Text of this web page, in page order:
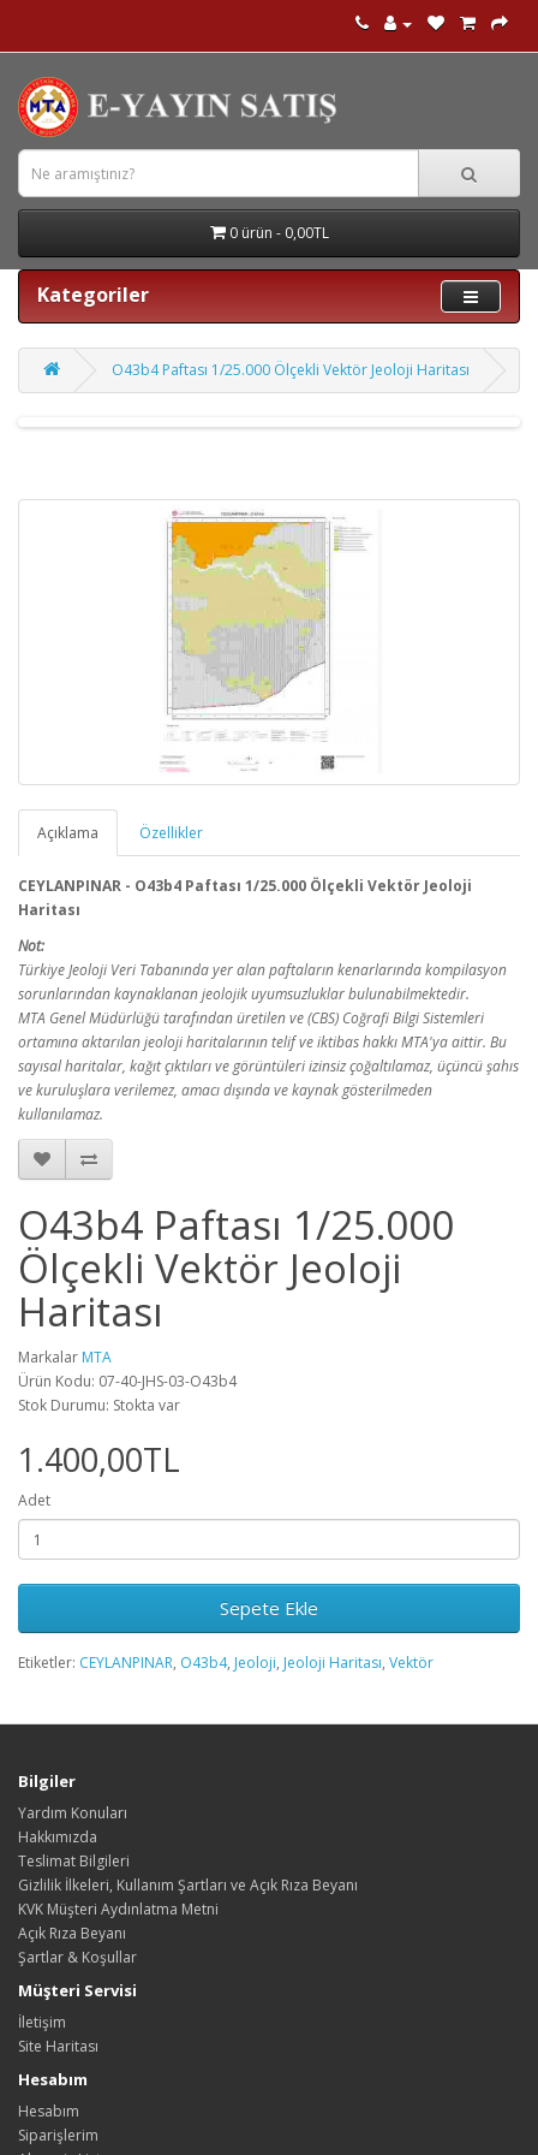
0 ürün - 0,00TL
Kategoriler
O43b4 Paftası 1/25.000 Ölçekli Vektör Jeoloji Haritası
Açıklama Özellikler
CEYLANPINAR - O43b4 Paftası 1/25.000 Ölçekli Vektör Jeoloji
Haritası
Not:
Türkiye Jeoloji Veri Tabanında yer alan paftaların kenarlarında kompilasyon
sorunlarından kaynaklanan jeolojik uyumsuzluklar bulunabilmektedir.
MTA Genel Müdürlüğü tarafından üretilen ve (CBS) Coğrafi Bilgi Sistemleri
ortamına aktarılan jeoloji haritalarının telif ve iktibas hakkı MTA'ya aittir. Bu
sayısal haritalar, kağıt çıktıları ve görüntüleri izinsiz çoğaltılamaz, üçüncü şahıs
ve kuruluşlara verilemez, amacı dışında ve kaynak gösterilmeden
kullanılamaz.
O43b4 Paftası 1/25.000
Ölçekli Vektör Jeoloji
Haritası
Markalar MTA
Ürün Kodu: 07-40-JHS-03-O43b4
Stok Durumu: Stokta var
1.400,00TL
Adet
Sepete Ekle
Etiketler: CEYLANPINAR, O43b4, Jeoloji, Jeoloji Haritası, Vektör
Bilgiler
Yardım Konuları
Hakkımızda
Teslimat Bilgileri
Gizlilik İlkeleri, Kullanım Şartları ve Açık Rıza Beyanı
KVK Müşteri Aydınlatma Metni
Açık Rıza Beyanı
Şartlar & Koşullar
Müşteri Servisi
İletişim
Site Haritası
Hesabım
Hesabım
Siparişlerim